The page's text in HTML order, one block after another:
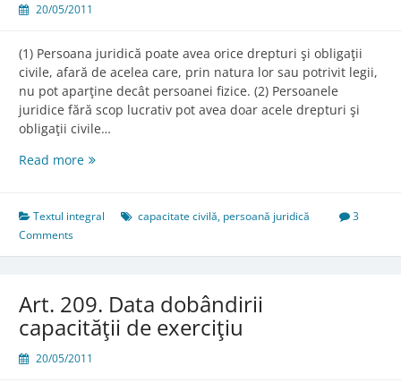
20/05/2011
(1) Persoana juridică poate avea orice drepturi şi obligaţii
civile, afară de acelea care, prin natura lor sau potrivit legii,
nu pot aparţine decât persoanei fizice. (2) Persoanele
juridice fără scop lucrativ pot avea doar acele drepturi şi
obligaţii civile…
Read moreArt.
capacităţii
folosinţă
Textul integral capacitate civilă, persoană juridică
3
Comments
Art. 209. Data dobândirii
capacităţii de exerciţiu
20/05/2011